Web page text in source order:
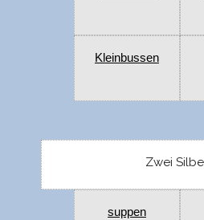
Kleinbussen
Zwei
suppen